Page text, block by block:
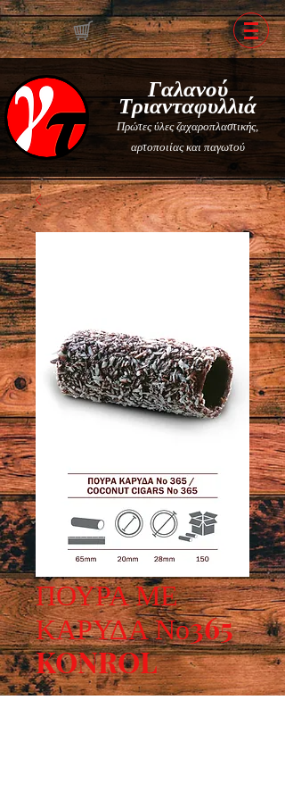
Γαλανού
Τριανταφυλλιά
Πρώτες ύλες ζαχαροπλαστικής,
αρτοποιίας και παγωτού
ΠΟΥΡΑ ΜΕ
ΚΑΡΥΔΑ Νο365
KONROL